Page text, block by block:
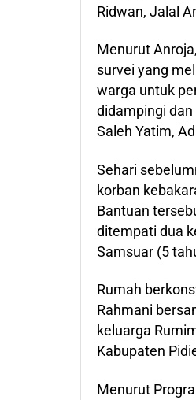
Ridwan, Jalal
Menurut
survei yang
warga untuk
didampingi
Saleh Yatim,
Sehari
korban
Bantuan
ditempati dua
Samsuar (5
Rumah
Rahmani
keluarga
Kabupaten
Menurut